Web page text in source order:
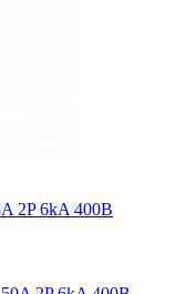
2P 6kA 400В